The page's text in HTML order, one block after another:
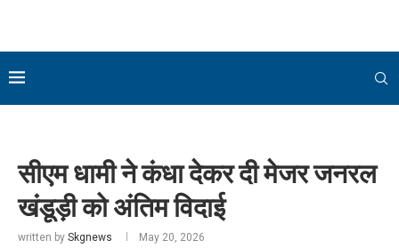
सीएम धामी ने कंधा देकर दी मेजर जनरल
खंडूड़ी को अंतिम विदाई
written by Skgnews May 20, 2026